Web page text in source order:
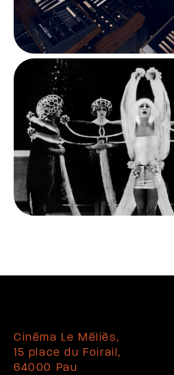
Cinéma Le Méliès,
15 place du Foirail,
64000 Pau